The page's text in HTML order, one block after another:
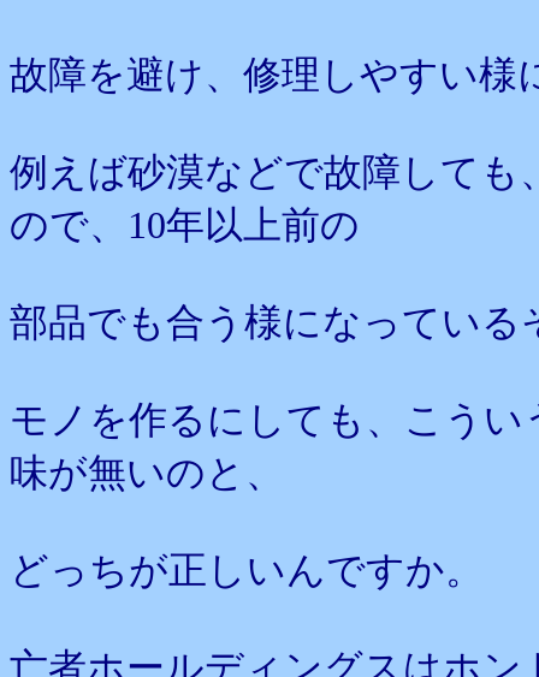
故障を避け、修理しやすい様
例えば砂漠などで故障しても
ので、10年以上前の
部品でも合う様になっている
モノを作るにしても、こう
味が無いのと、
どっちが正しいんですか。
亡者ホールディングスはホン